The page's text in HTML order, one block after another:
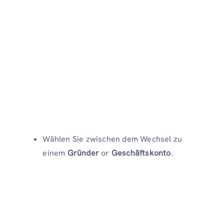
Wählen Sie zwischen dem Wechsel zu
einem Gründeror Geschäftskonto.